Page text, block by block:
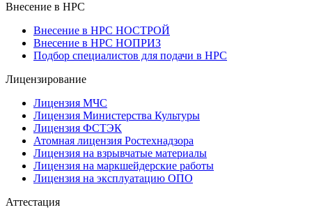
Внесение в НРС
Внесение в НРС НОСТРОЙ
Внесение в НРС НОПРИЗ
Подбор специалистов для подачи в НРС
Лицензирование
Лицензия МЧС
Лицензия Министерства Культуры
Лицензия ФСТЭК
Атомная лицензия Ростехнадзора
Лицензия на взрывчатые материалы
Лицензия на маркшейдерские работы
Лицензия на эксплуатацию ОПО
Аттестация